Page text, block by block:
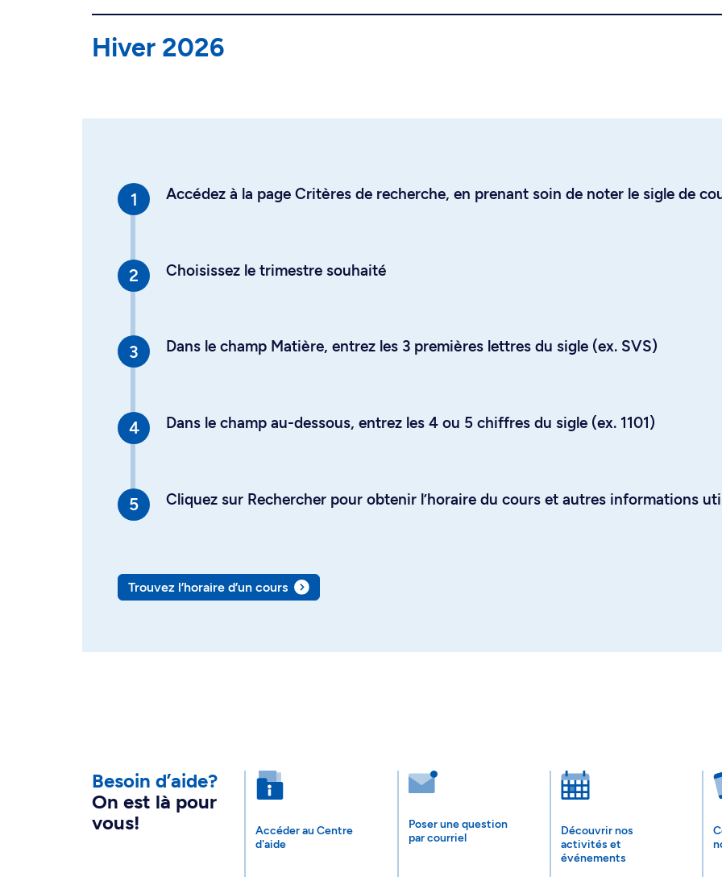
Hiver 2026
Accédez à la page Critères de recherche, en prenant soin de noter le sigle de
Choisissez le trimestre souhaité
Dans le champ Matière, entrez les 3 premières lettres du sigle (ex. SVS)
Dans le champ au-dessous, entrez les 4 ou 5 chiffres du sigle (ex. 1101)
Cliquez sur Rechercher pour obtenir l’horaire du cours et autres informations
Trouvez l’horaire d’un cours
Besoin d’aide?
On est là pour
vous!
Accéder au Centre
d'aide
Poser une question
par courriel
Découvrir nos
activités et
événements